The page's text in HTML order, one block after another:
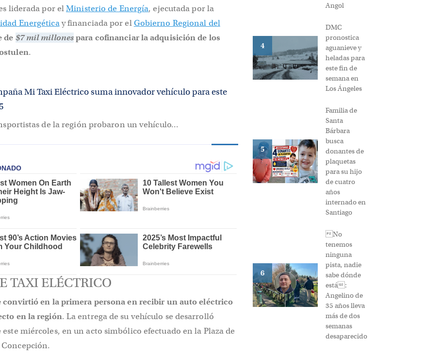
liderada por elMinisterio de Energía, ejecutada por la
Energéticay financiada por elGobierno Regional del
de $7 mil millonespara cofinanciar la adquisición de los
.
Mi Taxi Eléctrico suma innovador vehículo para este
de la región probaron un vehículo...
TAXI ELÉCTRICO
convirtió en la primera persona en recibir un auto eléctrico
en la región. La entrega de su vehículo se desarrolló
miércoles, en un acto simbólico efectuado en la Plaza de
Angol
4
DMC
pronostica
aguanieve y
heladas para
este fin de
semana en
Los Ángeles
5
Familia de
Santa
Bárbara
busca
donantes de
plaquetas
para su hijo
de cuatro
años
internado en
Santiago
6
No
tenemos
ninguna
pista, nadie
sabe dónde
está:
Angelino de
35 años lleva
más de dos
semanas
desaparecido